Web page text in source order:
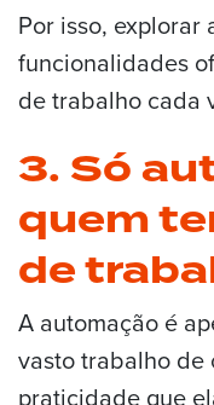
Por isso, explorar
funcionalidades
de trabalho cada
3. Só
quem
de
A automação é
vasto trabalho de
praticidade que